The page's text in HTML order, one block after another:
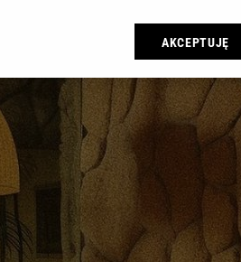
cookie Gazeta.pl sp. z o.o., jej
dot. przetwarzania danych poprzez
Zaawansowanych”. Zmiana ustawień
następujących celach:
urządzenia do celów identyfikacji.
reklamy i treści, pomiar reklam i treści,
AKCEPTUJĘ